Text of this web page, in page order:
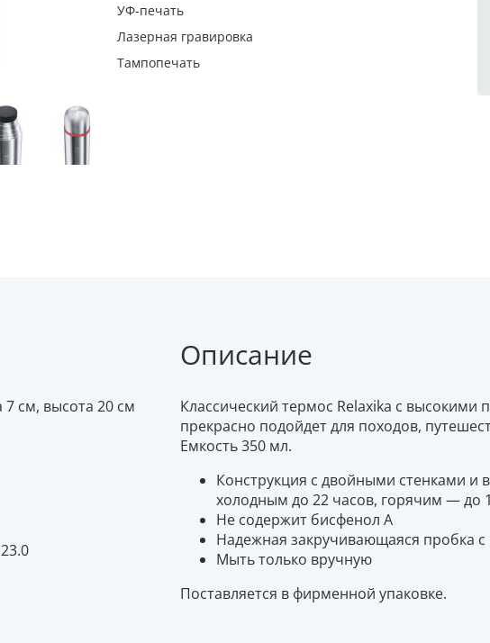
УФ-печать
Лазерная гравировка
Тампопечать
Описание
Классический термос Relaxika с
прекрасно подойдет для походов,
Емкость 350 мл.
Конструкция с двойными стенками и
холодным до 22 часов, горячим — до
Не содержит бисфенол А
Надежная закручивающаяся пробка
Мыть только вручную
Поставляется в фирменной упаковке.
см, высота 20 см